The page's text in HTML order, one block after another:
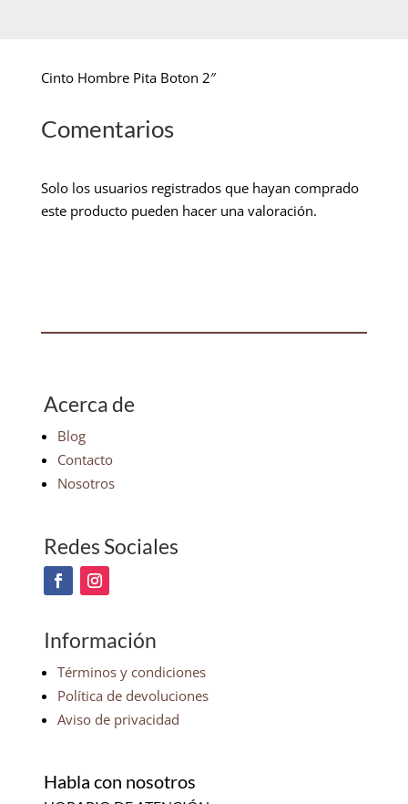
Cinto Hombre Pita Boton 2″
Comentarios
Solo los usuarios registrados que hayan comprado
este producto pueden hacer una valoración.
Acerca de
Blog
Contacto
Nosotros
Redes Sociales
Información
Términos y condiciones
Política de devoluciones
Aviso de privacidad
Habla con nosotros